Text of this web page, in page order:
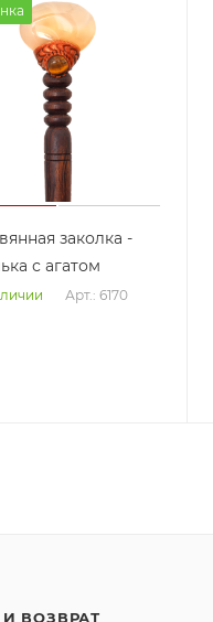
заколка -
с агатом
Арт.: 6170
И ВОЗВРАТ